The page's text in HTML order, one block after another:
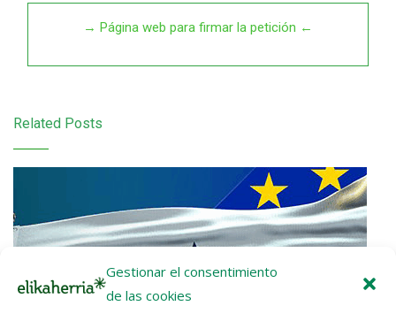
Gestionar el consentimiento
de las cookies
→ Página web para firmar la petición ←
Related Posts